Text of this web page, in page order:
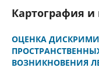
Картография
ОЦЕНКА
ВОЗНИКНОВЕНИЯ